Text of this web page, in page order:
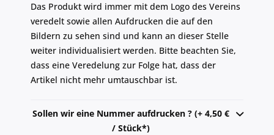
Das Produkt wird immer mit dem Logo des Vereins
veredelt sowie allen Aufdrucken die auf den
Bildern zu sehen sind und kann an dieser Stelle
weiter individualisiert werden. Bitte beachten Sie,
dass eine Veredelung zur Folge hat, dass der
Artikel nicht mehr umtauschbar ist.
Sollen wir eine Nummer aufdrucken ? (+ 4,50 €
/ Stück*)